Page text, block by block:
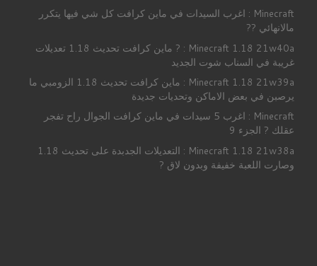
Minecraft : اغرب السيدات في ماين كرافت كل شي فيها يتكرر
مالانهائي ??
Minecraft 1.18 21w40a : ? ماين كرافت تحديث 1.18 تعديلات
غريبة في السناب شوت الجديد
Minecraft 1.18 21w39a : ماين كرافت تحديث 1.18 الزومبي ما
يرصبن في بعض الاماكن وتحديات جديدة
Minecraft : اغرب 5 سيدات في ماين كرافت الجوال راح تفجر
عقلك ? الجزء 9
Minecraft 1.18 21w38a : التعديلات الجدبدة على تحديث 1.18
وصارت اللعبة خفيفة وبدون لاق ?